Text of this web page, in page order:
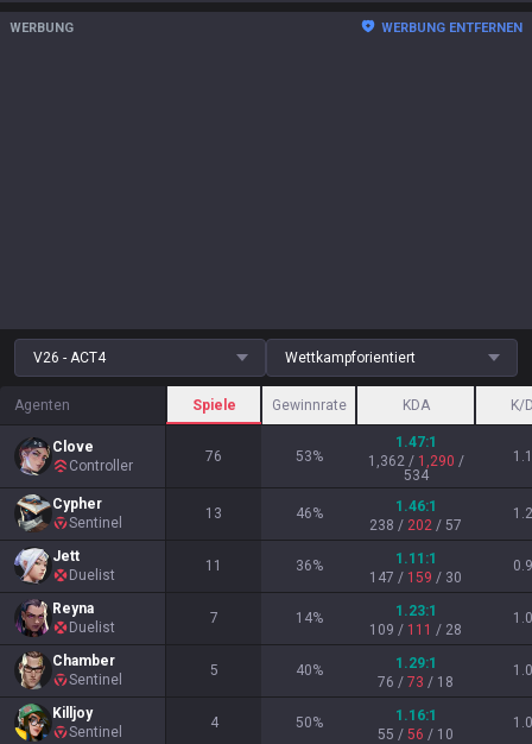
WERBUNG WERBUNG ENTFERNEN
V26 - ACT4 Wettkampforientiert
Agenten Spiele Gewinnrate KDA K/
Clove
Controller
76 53%
1.47:1
1,362/ 1,290 /
534
1.1
Cypher
Sentinel
13 46% 1.46:1
238 / 202 / 57
1.2
Jett
Duelist
11 36% 1.11 :1
147 / 159 / 30
0.9
Reyna
Duelist
7 14% 1.23:1
109 / 111 / 28
1.0
Chamber
Sentinel
5 40% 1.29:1
76 / 73 / 18
1.0
Killjoy
Sentinel
4 50% 1.16:1
55 / 56 / 10
1.0